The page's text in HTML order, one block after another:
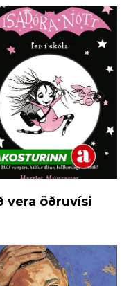
vera öðruvísi